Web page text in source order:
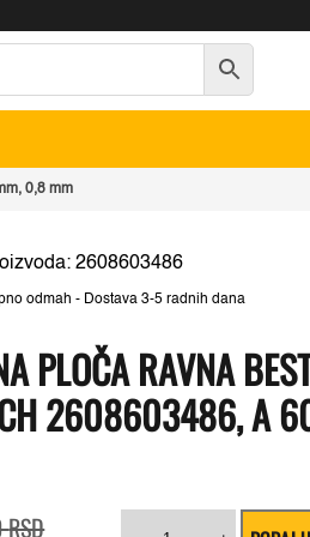
0,8 mm
2608603486
odmah - Dostava 3-5 radnih dana
PLOČA RAVNA
2608603486, A
RSD